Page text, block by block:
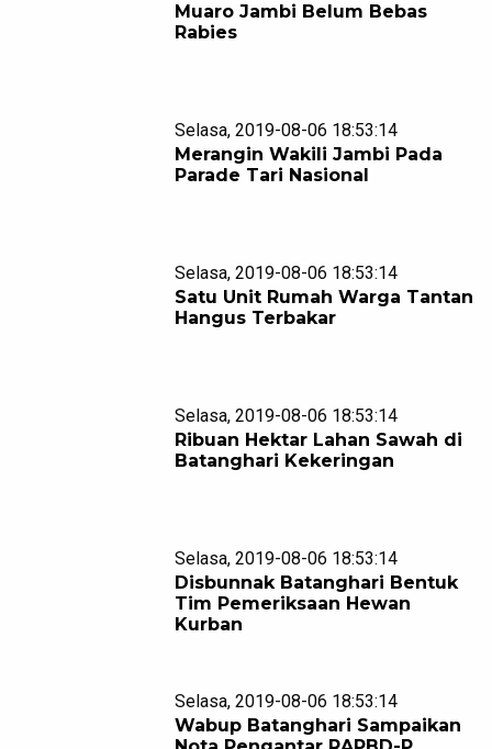
Muaro Jambi Belum Bebas
Rabies
Selasa, 2019-08-06 18:53:14
Merangin Wakili Jambi Pada
Parade Tari Nasional
Selasa, 2019-08-06 18:53:14
Satu Unit Rumah Warga Tantan
Hangus Terbakar
Selasa, 2019-08-06 18:53:14
Ribuan Hektar Lahan Sawah di
Batanghari Kekeringan
Selasa, 2019-08-06 18:53:14
Disbunnak Batanghari Bentuk
Tim Pemeriksaan Hewan
Kurban
Selasa, 2019-08-06 18:53:14
Wabup Batanghari Sampaikan